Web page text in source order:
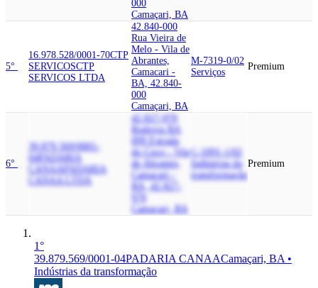
000
Camaçari, BA
5°
16.978.528/0001-70CTP
SERVICOSCTP
SERVICOS LTDA
42.840-000
Rua Vieira de
Melo - Vila de
Abrantes,
Camacari -
BA, 42.840-
000
Camaçari, BA
M-7319-0/02
Serviços
Premium
6°
39.879.569/0001-
04PADARIA
CANAAPADARIA
CANAA LTDA
42.827-970
Rodovia BA
099 Estrada
do Coco - Vila
de Abrantes,
Camacari -
BA, 42.827-
Camaçari, BA
C-1091-1/02
Indústrias da
transformação
Premium
1°
39.879.569/0001-04PADARIA CANAACamaçari, BA •
Indústrias da transformação